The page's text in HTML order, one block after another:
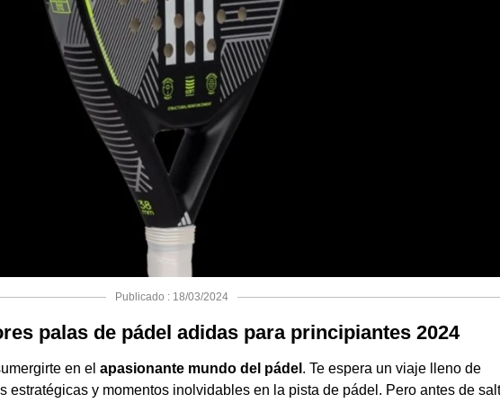
Publicado : 18/03/2024
palas de pádel adidas para principiantes 2024
en el apasionante mundo del pádel . Te espera un viaje lleno de
estratégicas y momentos inolvidables en la pista de pádel. Pero antes de